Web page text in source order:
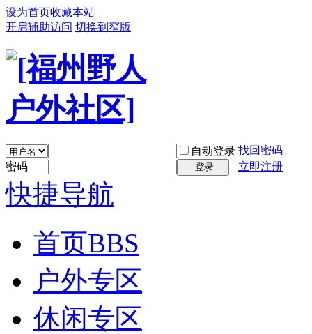
设为首页收藏本站
开启辅助访问 切换到窄版
自动登录 找回密码
密码
登录 立即注册
快捷导航
首页BBS
户外专区
休闲专区